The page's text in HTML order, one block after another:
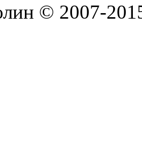
© 2007-